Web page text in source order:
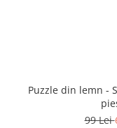
Puzzle din lemn -
99 Lei